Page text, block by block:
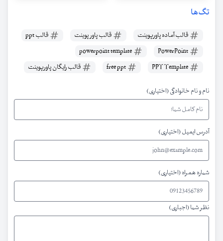
تگ‌ها
قالب آماده پاورپوینت قالب پاور پوینت
قالب ppt
قالب رایگان پاورپوینت
نام و نام خانوادگی (اختیاری)
آدرس ایمیل (اختیاری)
شماره همراه (اختیاری)
نظر شما (اجباری)